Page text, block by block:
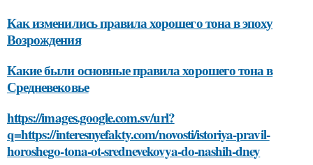
Как изменились правила хорошего тона в эпоху
Возрождения
Какие были основные правила хорошего тона в
Средневековье
https://images.google.com.sv/url?
q=https://interesnyefakty.com/novosti/istoriya-pravil-
horoshego-tona-ot-srednevekovya-do-nashih-dney